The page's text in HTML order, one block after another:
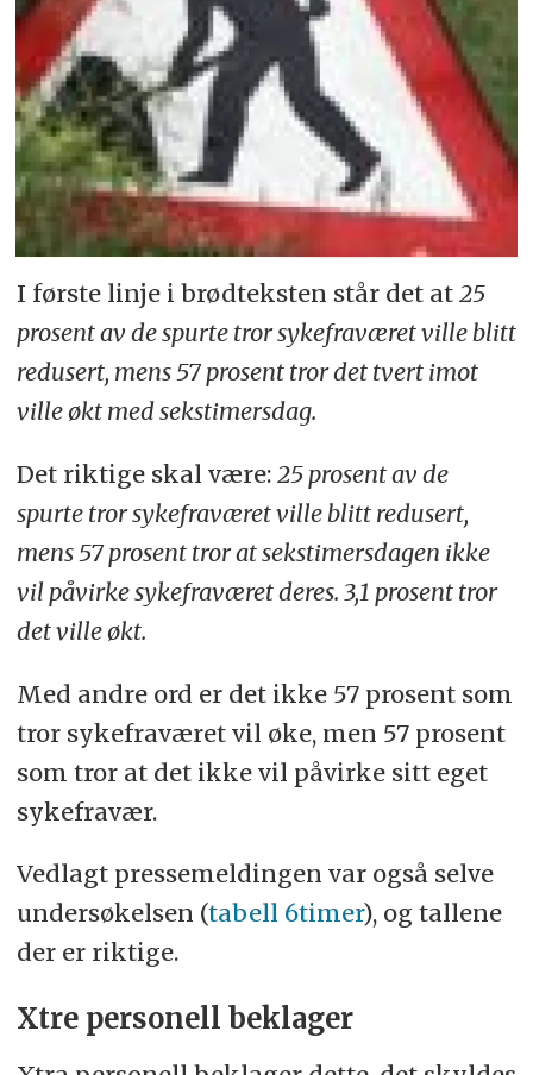
I første linje i brødteksten står det at 25
prosent av de spurte tror sykefraværet ville blitt
redusert, mens 57 prosent tror det tvert imot
ville økt med sekstimersdag.
Det riktige skal være: 25 prosent av de
spurte tror sykefraværet ville blitt redusert,
mens 57 prosent tror at sekstimersdagen ikke
vil påvirke sykefraværet deres. 3,1 prosent tror
det ville økt.
Med andre ord er det ikke 57 prosent som
tror sykefraværet vil øke, men 57 prosent
som tror at det ikke vil påvirke sitt eget
sykefravær.
Vedlagt pressemeldingen var også selve
undersøkelsen (tabell 6timer), og tallene
der er riktige.
Xtre personell beklager